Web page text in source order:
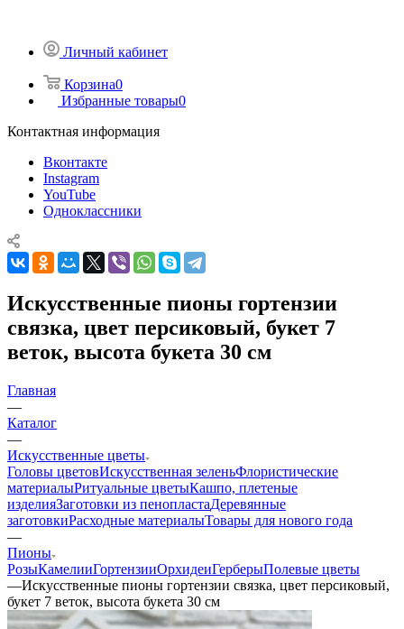
Личный кабинет
Корзина0
Избранные товары0
Контактная информация
Вконтакте
Instagram
YouTube
Одноклассники
Искусственные пионы гортензии
связка, цвет персиковый, букет 7
веток, высота букета 30 см
Главная
—
Каталог
—
Искусственные цветы
Головы цветовИскусственная зеленьФлористические
материалыРитуальные цветыКашпо, плетеные
изделияЗаготовки из пенопластаДеревянные
заготовкиРасходные материалыТовары для нового года
—
Пионы
РозыКамелииГортензииОрхидеиГерберыПолевые цветы
—Искусственные пионы гортензии связка, цвет персиковый,
букет 7 веток, высота букета 30 см